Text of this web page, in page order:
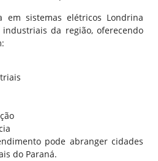
em sistemas elétricos Londrina
da região, oferecendo
pode abranger cidades
do Paraná.